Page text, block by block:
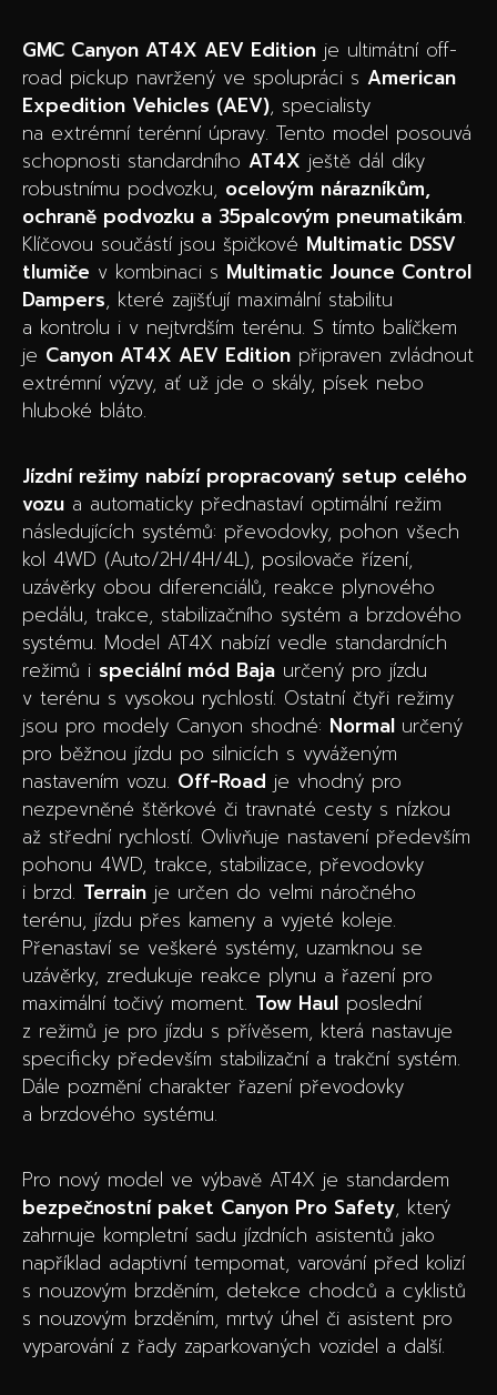
GMC Canyon AT4X AEV Edition je ultimátní off-
road pickup navržený ve spolupráci s American
Expedition Vehicles (AEV), specialisty
na extrémní terénní úpravy. Tento model posouvá
schopnosti standardního AT4X ještě dál díky
robustnímu podvozku, ocelovým nárazníkům,
ochraně podvozku a 35palcovým pneumatikám.
Klíčovou součástí jsou špičkové Multimatic DSSV
tlumiče v kombinaci s Multimatic Jounce Control
Dampers, které zajišťují maximální stabilitu
a kontrolu i v nejtvrdším terénu. S tímto balíčkem
je Canyon AT4X AEV Edition připraven zvládnout
extrémní výzvy, ať už jde o skály, písek nebo
hluboké bláto.
Jízdní režimy nabízí propracovaný setup celého
vozu a automaticky přednastaví optimální režim
následujících systémů: převodovky, pohon všech
kol 4WD (Auto/2H/4H/4L), posilovače řízení,
uzávěrky obou diferenciálů, reakce plynového
pedálu, trakce, stabilizačního systém a brzdového
systému. Model AT4X nabízí vedle standardních
režimů i speciální mód Baja určený pro jízdu
v terénu s vysokou rychlostí. Ostatní čtyři režimy
jsou pro modely Canyon shodné: Normal určený
pro běžnou jízdu po silnicích s vyváženým
nastavením vozu. Off-Road je vhodný pro
nezpevněné štěrkové či travnaté cesty s nízkou
až střední rychlostí. Ovlivňuje nastavení především
pohonu 4WD, trakce, stabilizace, převodovky
i brzd. Terrain je určen do velmi náročného
terénu, jízdu přes kameny a vyjeté koleje.
Přenastaví se veškeré systémy, uzamknou se
uzávěrky, zredukuje reakce plynu a řazení pro
maximální točivý moment. Tow Haul poslední
z režimů je pro jízdu s přívěsem, která nastavuje
specificky především stabilizační a trakční systém.
Dále pozmění charakter řazení převodovky
a brzdového systému.
Pro nový model ve výbavě AT4X je standardem
bezpečnostní paket Canyon Pro Safety, který
zahrnuje kompletní sadu jízdních asistentů jako
například adaptivní tempomat, varování před kolizí
s nouzovým brzděním, detekce chodců a cyklistů
s nouzovým brzděním, mrtvý úhel či asistent pro
vyparování z řady zaparkovaných vozidel a další.